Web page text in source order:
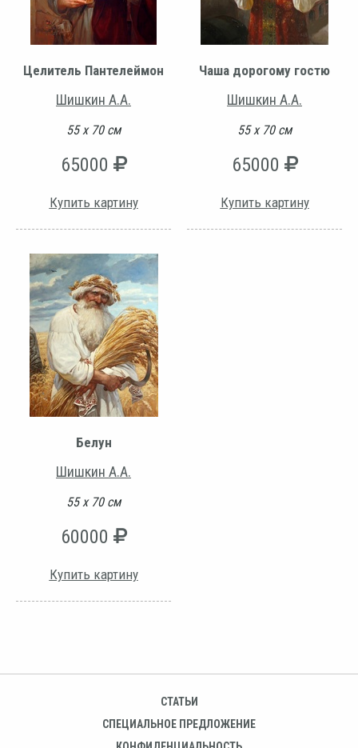
Целитель Пантелеймон
Шишкин А.А.
55 х 70 см
65000
Купить картину
Чаша дорогому гостю
Шишкин А.А.
55 х 70 см
65000
Купить картину
Белун
Шишкин А.А.
55 х 70 см
60000
Купить картину
СТАТЬИ
СПЕЦИАЛЬНОЕ ПРЕДЛОЖЕНИЕ